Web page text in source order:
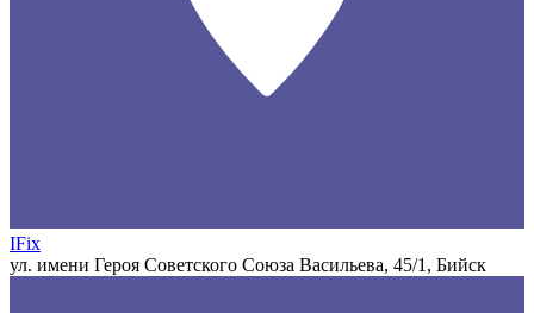
IFix
ул. имени Героя Советского Союза Васильева, 45/1, Бийск